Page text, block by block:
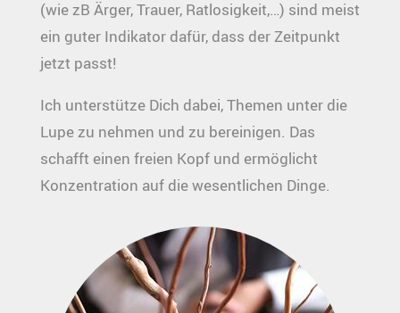
(wie zB Ärger, Trauer, Ratlosigkeit,…) sind meist
ein guter Indikator dafür, dass der Zeitpunkt
jetzt passt!
Ich unterstütze Dich dabei, Themen unter die
Lupe zu nehmen und zu bereinigen. Das
schafft einen freien Kopf und ermöglicht
Konzentration auf die wesentlichen Dinge.